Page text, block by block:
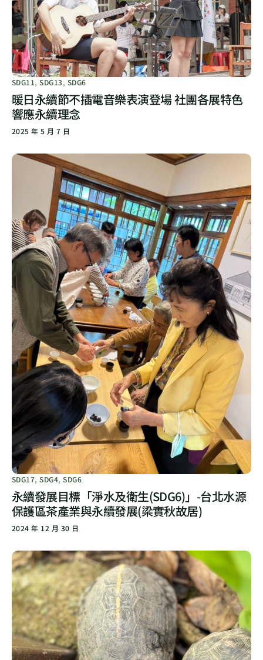
SDG11,SDG13, SDG6
暖日永續節不插電音樂表演登場 社團各展特色
響應永續理念
2025 年 5 月 7 日
SDG17,SDG4,SDG6
永續發展目標「淨水及衛生(SDG6)」-台北水源
保護區茶產業與永續發展(梁實秋故居)
2024 年 12 月 30 日